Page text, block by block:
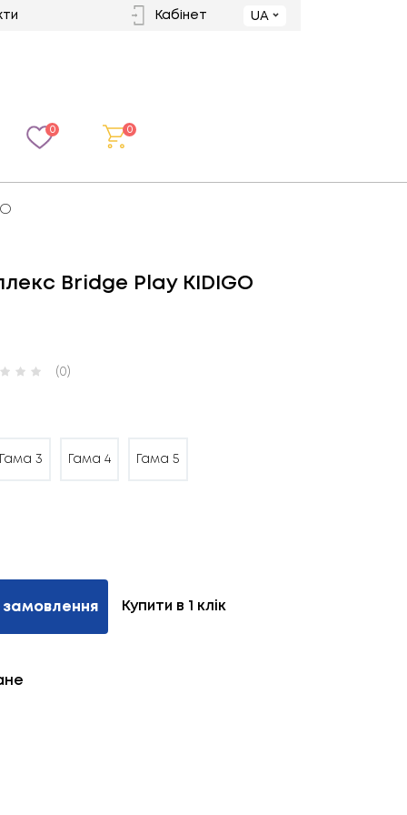
Кабінет UA
0 0
Bridge Play KIDIGO
(0)
3 Гама 4 Гама 5
замовлення Купити в 1 клік